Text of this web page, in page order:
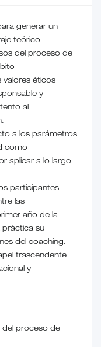
generar un
teórico
del proceso de
valores éticos
y
al
a los parámetros
como
aplicar a lo largo
participantes
las
año de la
práctica su
del coaching.
trascendente
y
del proceso de